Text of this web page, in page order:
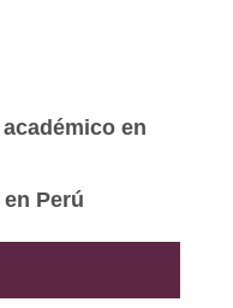
en
Perú